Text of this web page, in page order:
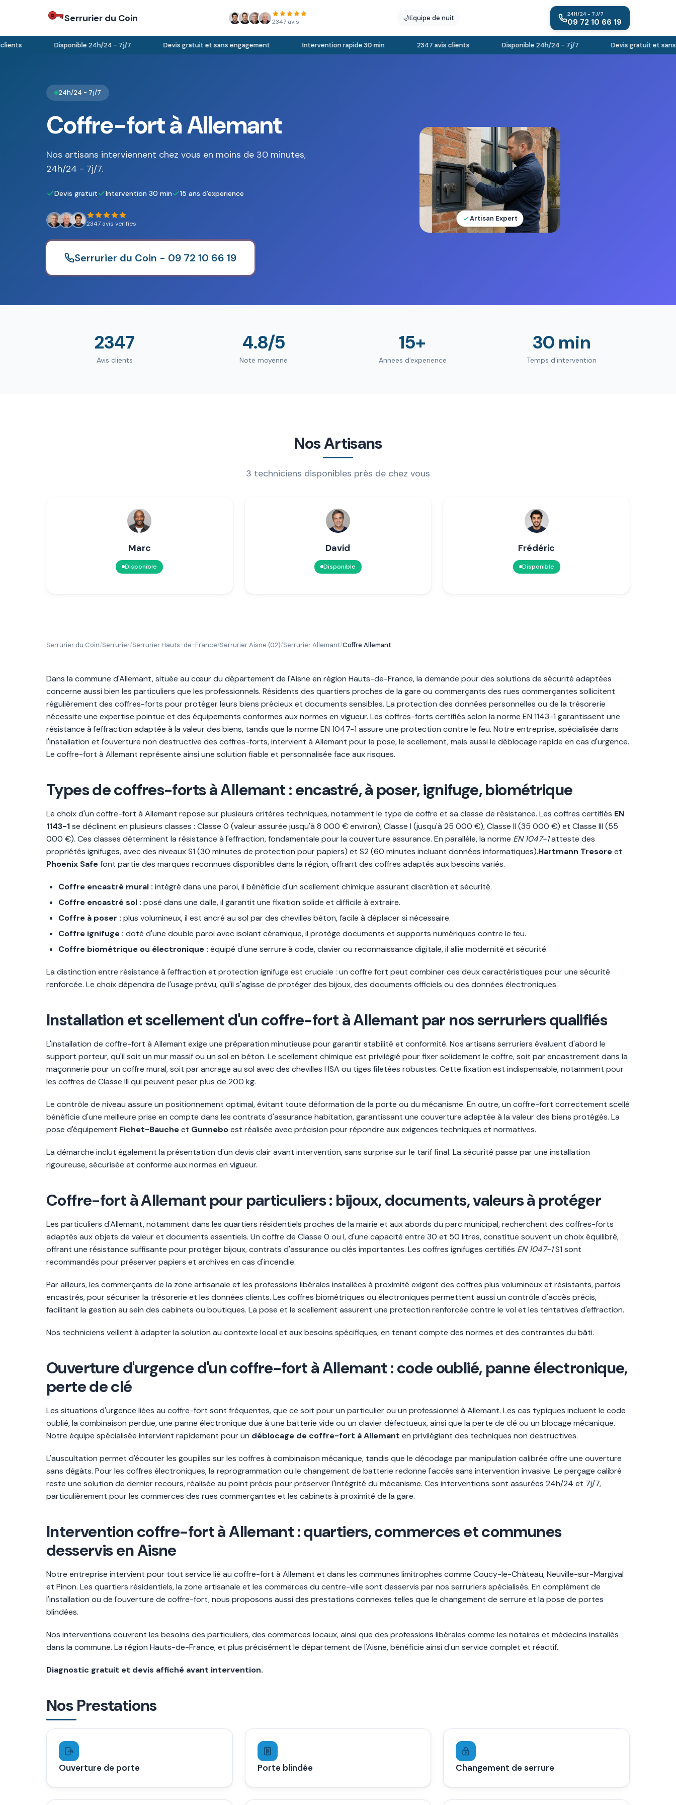
Serrurier du Coin 2347 avis 🌙Equipe de nuit 24H/24 - 7J/7
09 72 10 66 19
Disponible 24h/24 - 7j/7 Devis gratuit et sans engagement Intervention rapide 30 min 2347 avis clients Disponible 24h/24 - 7j/7 Devis gratuit et sans
24h/24 - 7j/7
Coffre-fort à Allemant
Nos artisans interviennent chez vous en moins de 30 minutes,
24h/24 - 7j/7.
Devis gratuit Intervention 30 min 15 ans d'experience
2347 avis verifies
Serrurier du Coin - 09 72 10 66 19
Artisan Expert
2347
Avis clients
4.8/5
Note moyenne
15+
Annees d'experience
30 min
Temps d'intervention
Nos Artisans
3 techniciens disponibles près de chez vous
Marc
Disponible
David
Disponible
Frédéric
Disponible
Serrurier du Coin/Serrurier/Serrurier Hauts-de-France/Serrurier Aisne (02)/Serrurier Allemant/Coffre Allemant
Dans la commune d'Allemant, située au cœur du département de l'Aisne en région Hauts-de-France, la demande pour des solutions de sécurité adaptées
concerne aussi bien les particuliers que les professionnels. Résidents des quartiers proches de la gare ou commerçants des rues commerçantes sollicitent
régulièrement des coffres-forts pour protéger leurs biens précieux et documents sensibles. La protection des données personnelles ou de la trésorerie
nécessite une expertise pointue et des équipements conformes aux normes en vigueur. Les coffres-forts certifiés selon la norme EN 1143-1 garantissent une
résistance à l'effraction adaptée à la valeur des biens, tandis que la norme EN 1047-1 assure une protection contre le feu. Notre entreprise, spécialisée dans
l'installation et l'ouverture non destructive des coffres-forts, intervient à Allemant pour la pose, le scellement, mais aussi le déblocage rapide en cas d'urgence.
Le coffre-fort à Allemant représente ainsi une solution fiable et personnalisée face aux risques.
Types de coffres-forts à Allemant : encastré, à poser, ignifuge, biométrique
Le choix d'un coffre-fort à Allemant repose sur plusieurs critères techniques, notamment le type de coffre et sa classe de résistance. Les coffres certifiés EN
1143-1se déclinent en plusieurs classes : Classe 0 (valeur assurée jusqu'à 8 000 € environ), Classe I (jusqu'à 25 000 €), Classe II (35 000 €) et Classe III (55
000 €). Ces classes déterminent la résistance à l'effraction, fondamentale pour la couverture assurance. En parallèle, la norme EN 1047-1atteste des
propriétés ignifuges, avec des niveaux S1 (30 minutes de protection pour papiers) et S2 (60 minutes incluant données informatiques).Hartmann Tresoreet
Phoenix Safefont partie des marques reconnues disponibles dans la région, offrant des coffres adaptés aux besoins variés.
Coffre encastré mural : intégré dans une paroi, il bénéficie d'un scellement chimique assurant discrétion et sécurité.
Coffre encastré sol : posé dans une dalle, il garantit une fixation solide et difficile à extraire.
Coffre à poser : plus volumineux, il est ancré au sol par des chevilles béton, facile à déplacer si nécessaire.
Coffre ignifuge : doté d'une double paroi avec isolant céramique, il protège documents et supports numériques contre le feu.
Coffre biométrique ou électronique : équipé d'une serrure à code, clavier ou reconnaissance digitale, il allie modernité et sécurité.
La distinction entre résistance à l'effraction et protection ignifuge est cruciale : un coffre fort peut combiner ces deux caractéristiques pour une sécurité
renforcée. Le choix dépendra de l'usage prévu, qu'il s'agisse de protéger des bijoux, des documents officiels ou des données électroniques.
Installation et scellement d'un coffre-fort à Allemant par nos serruriers qualifiés
L'installation de coffre-fort à Allemant exige une préparation minutieuse pour garantir stabilité et conformité. Nos artisans serruriers évaluent d'abord le
support porteur, qu'il soit un mur massif ou un sol en béton. Le scellement chimique est privilégié pour fixer solidement le coffre, soit par encastrement dans la
maçonnerie pour un coffre mural, soit par ancrage au sol avec des chevilles HSA ou tiges filetées robustes. Cette fixation est indispensable, notamment pour
les coffres de Classe III qui peuvent peser plus de 200 kg.
Le contrôle de niveau assure un positionnement optimal, évitant toute déformation de la porte ou du mécanisme. En outre, un coffre-fort correctement scellé
bénéficie d'une meilleure prise en compte dans les contrats d'assurance habitation, garantissant une couverture adaptée à la valeur des biens protégés. La
pose d'équipement Fichet-Baucheet Gunneboest réalisée avec précision pour répondre aux exigences techniques et normatives.
La démarche inclut également la présentation d'un devis clair avant intervention, sans surprise sur le tarif final. La sécurité passe par une installation
rigoureuse, sécurisée et conforme aux normes en vigueur.
Coffre-fort à Allemant pour particuliers : bijoux, documents, valeurs à protéger
Les particuliers d'Allemant, notamment dans les quartiers résidentiels proches de la mairie et aux abords du parc municipal, recherchent des coffres-forts
adaptés aux objets de valeur et documents essentiels. Un coffre de Classe 0 ou I, d'une capacité entre 30 et 50 litres, constitue souvent un choix équilibré,
offrant une résistance suffisante pour protéger bijoux, contrats d'assurance ou clés importantes. Les coffres ignifuges certifiés EN 1047-1S1 sont
recommandés pour préserver papiers et archives en cas d'incendie.
Par ailleurs, les commerçants de la zone artisanale et les professions libérales installées à proximité exigent des coffres plus volumineux et résistants, parfois
encastrés, pour sécuriser la trésorerie et les données clients. Les coffres biométriques ou électroniques permettent aussi un contrôle d'accès précis,
facilitant la gestion au sein des cabinets ou boutiques. La pose et le scellement assurent une protection renforcée contre le vol et les tentatives d'effraction.
Nos techniciens veillent à adapter la solution au contexte local et aux besoins spécifiques, en tenant compte des normes et des contraintes du bâti.
Ouverture d'urgence d'un coffre-fort à Allemant : code oublié, panne électronique,
perte de clé
Les situations d'urgence liées au coffre-fort sont fréquentes, que ce soit pour un particulier ou un professionnel à Allemant. Les cas typiques incluent le code
oublié, la combinaison perdue, une panne électronique due à une batterie vide ou un clavier défectueux, ainsi que la perte de clé ou un blocage mécanique.
Notre équipe spécialisée intervient rapidement pour un déblocage de coffre-fort à Allemant en privilégiant des techniques non destructives.
L'auscultation permet d'écouter les goupilles sur les coffres à combinaison mécanique, tandis que le décodage par manipulation calibrée offre une ouverture
sans dégâts. Pour les coffres électroniques, la reprogrammation ou le changement de batterie redonne l'accès sans intervention invasive. Le perçage calibré
reste une solution de dernier recours, réalisée au point précis pour préserver l'intégrité du mécanisme. Ces interventions sont assurées 24h/24 et 7j/7,
particulièrement pour les commerces des rues commerçantes et les cabinets à proximité de la gare.
Intervention coffre-fort à Allemant : quartiers, commerces et communes
desservis en Aisne
Notre entreprise intervient pour tout service lié au coffre-fort à Allemant et dans les communes limitrophes comme Coucy-le-Château, Neuville-sur-Margival
et Pinon. Les quartiers résidentiels, la zone artisanale et les commerces du centre-ville sont desservis par nos serruriers spécialisés. En complément de
l'installation ou de l'ouverture de coffre-fort, nous proposons aussi des prestations connexes telles que le changement de serrure et la pose de portes
blindées.
Nos interventions couvrent les besoins des particuliers, des commerces locaux, ainsi que des professions libérales comme les notaires et médecins installés
dans la commune. La région Hauts-de-France, et plus précisément le département de l'Aisne, bénéficie ainsi d'un service complet et réactif.
Diagnostic gratuit et devis affiché avant intervention.
Nos Prestations
Ouverture de porte Porte blindée Changement de serrure